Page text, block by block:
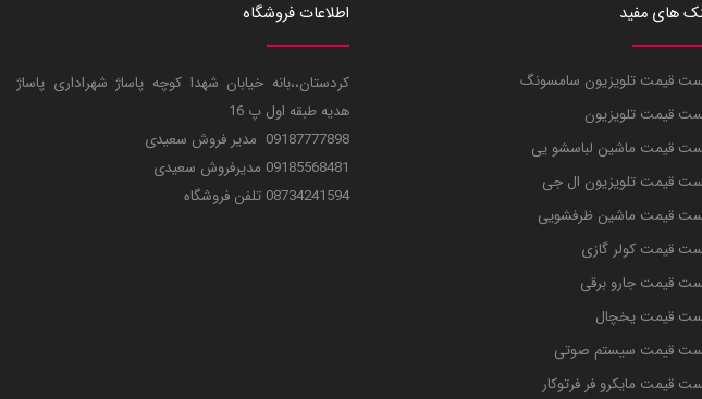
اطلاعات فروشگاه
کردستان،،بانه خیابان شهدا کوچه پاساژ شهراداری پاساژ
هدیه طبقه اول پ 16
09187777898 مدیر فروش سعیدی
09185568481 مدیرفروش سعیدی
08734241594 تلفن فروشگاه
های مفید
قیمت تلویزیون سامسونگ
قیمت تلویزیون
قیمت ماشین لباسشو یی
قیمت تلویزیون ال جی
قیمت ماشین ظرفشویی
قیمت کولر گازی
قیمت جارو برقی
قیمت یخچال
قیمت سیستم صوتی
قیمت مایکرو فر فرتوکار